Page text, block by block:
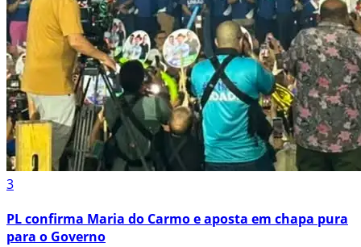
3
PL confirma Maria do Carmo e aposta em chapa pura
para o Governo